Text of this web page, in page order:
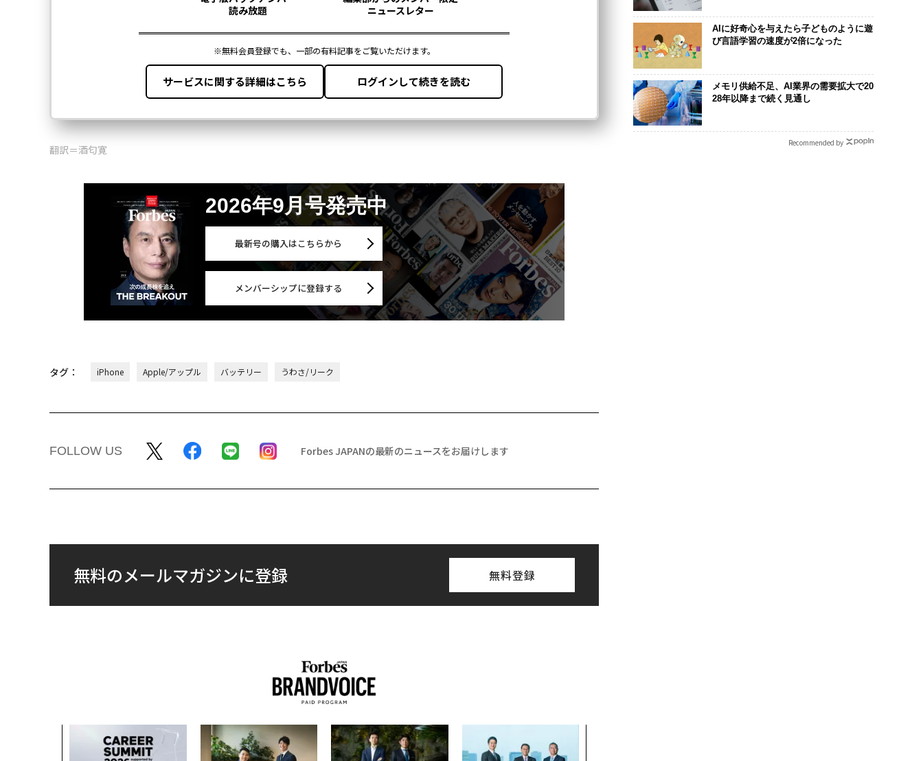
翻訳＝酒匂寛
2026年9月号発売中
最新号の購入はこちらから
メンバーシップに登録する
タグ： iPhone Apple/アップル バッテリー うわさ/リーク
FOLLOW US Forbes JAPANの最新のニュースをお届けします
無料のメールマガジンに登録 無料登録
AIに好奇心を与えたら子どものように遊
び言語学習の速度が2倍になった
メモリ供給不足、AI業界の需要拡大で20
28年以降まで続く見通し
Recommended by